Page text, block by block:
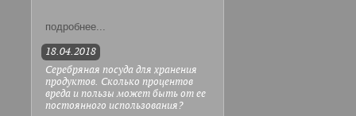
подробнее...
18.04.2018
Серебряная посуда для хранения
продуктов. Сколько процентов
вреда и пользы может быть от ее
постоянного использования?